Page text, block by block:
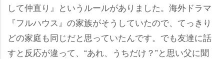
して仲直り』というルールがありました。海外ドラマ
『フルハウス』の家族がそうしていたので、てっきり
どの家庭も同じだと思っていたんです。でも友達に話
すと反応が違って、“あれ、うちだけ？”と思い父に聞